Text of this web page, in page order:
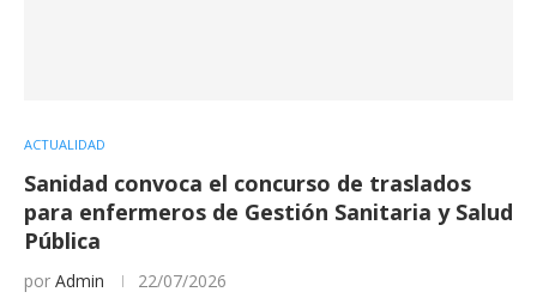
ACTUALIDAD
Sanidad convoca el concurso de traslados
para enfermeros de Gestión Sanitaria y Salud
Pública
por Admin 22/07/2026